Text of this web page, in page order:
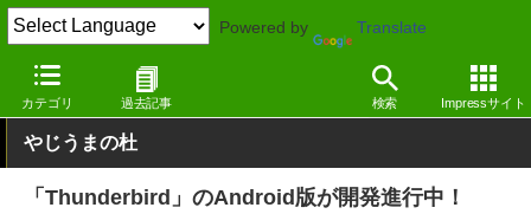
Powered by Translate
カテゴリ 過去記事 検索 Impressサイト
窓の杜 インターネット
やじうまの杜
「Thunderbird」のAndroid版が開発進行中！